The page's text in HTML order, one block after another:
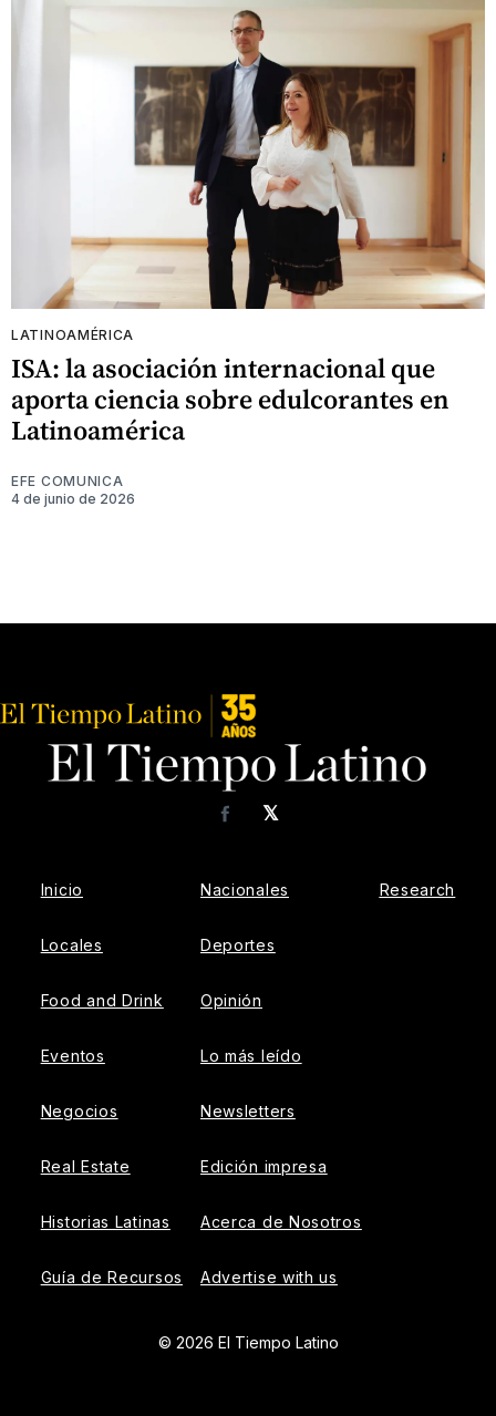
LATINOAMÉRICA
ISA: la asociación internacional que
aporta ciencia sobre edulcorantes en
Latinoamérica
EFE COMUNICA
4 de junio de 2026
𝕏
Facebook
Inicio
Locales
Food and Drink
Eventos
Negocios
Real Estate
Historias Latinas
Guía de Recursos
Nacionales
Deportes
Opinión
Lo más leído
Newsletters
Edición impresa
Acerca de Nosotros
Advertise with us
Research
© 2026 El Tiempo Latino